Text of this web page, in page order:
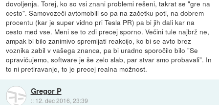
dovoljenja. Torej, ko so vsi znani problemi rešeni, takrat se "gre na
cesto". Samovozeči avtomobili so pa na začetku poti, na dobrem
procentu (kar je super vidno pri Tesla PR) pa bi jih dali kar na
cesto med vse. Meni se to zdi precej sporno. Večini tule najbrž ne,
ampak bi bilo zanimivo spremljati reakcijo, ko bi se avto brez
voznika zabil v vašega znanca, pa bi uradno sporočilo bilo "Se
opravičujemo, software je še zelo slab, par stvar smo probavali". In
to ni pretiravanje, to je precej realna možnost.
Gregor P
:: 12. dec 2016, 23:39